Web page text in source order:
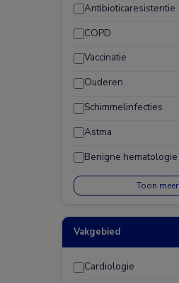
Antibioticaresistentie
COPD
Vaccinatie
Ouderen
Schimmelinfecties
Astma
Benigne hematologie
Toon meer
Vakgebied
Cardiologie